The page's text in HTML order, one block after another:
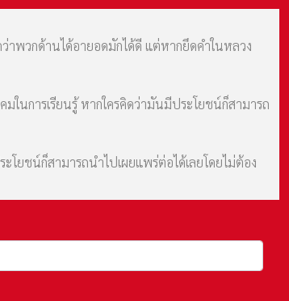
พวกด้านได้อายอดมักได้ดี แต่หากยึดคำในหลวง
ในการเรียนรู้ หากใครคิดว่ามันมีประโยชน์ก็สามารถ
โยชน์ก็สามารถนำไปเผยแพร่ต่อได้เลยโดยไม่ต้อง